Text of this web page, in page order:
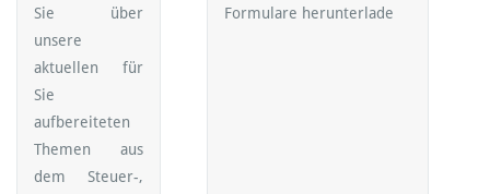
Sie über
unsere
aktuellen für
Sie
aufbereiteten
Themen aus
dem Steuer-,
Formulare herunterlade